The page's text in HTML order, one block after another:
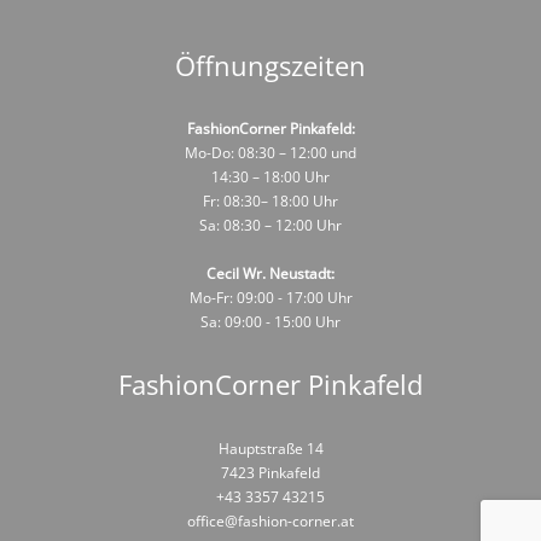
Öffnungszeiten
FashionCorner Pinkafeld:
Mo-Do: 08:30 – 12:00 und
14:30 – 18:00 Uhr
Fr: 08:30– 18:00 Uhr
Sa: 08:30 – 12:00 Uhr
Cecil Wr. Neustadt:
Mo-Fr: 09:00 - 17:00 Uhr
Sa: 09:00 - 15:00 Uhr
FashionCorner Pinkafeld
Hauptstraße 14
7423 Pinkafeld
+43 3357 43215
office@fashion-corner.at